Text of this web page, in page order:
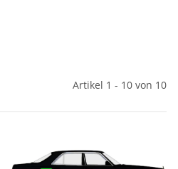
Artikel 1 - 10 von 10